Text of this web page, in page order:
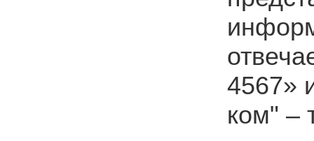
4567»
ком" –